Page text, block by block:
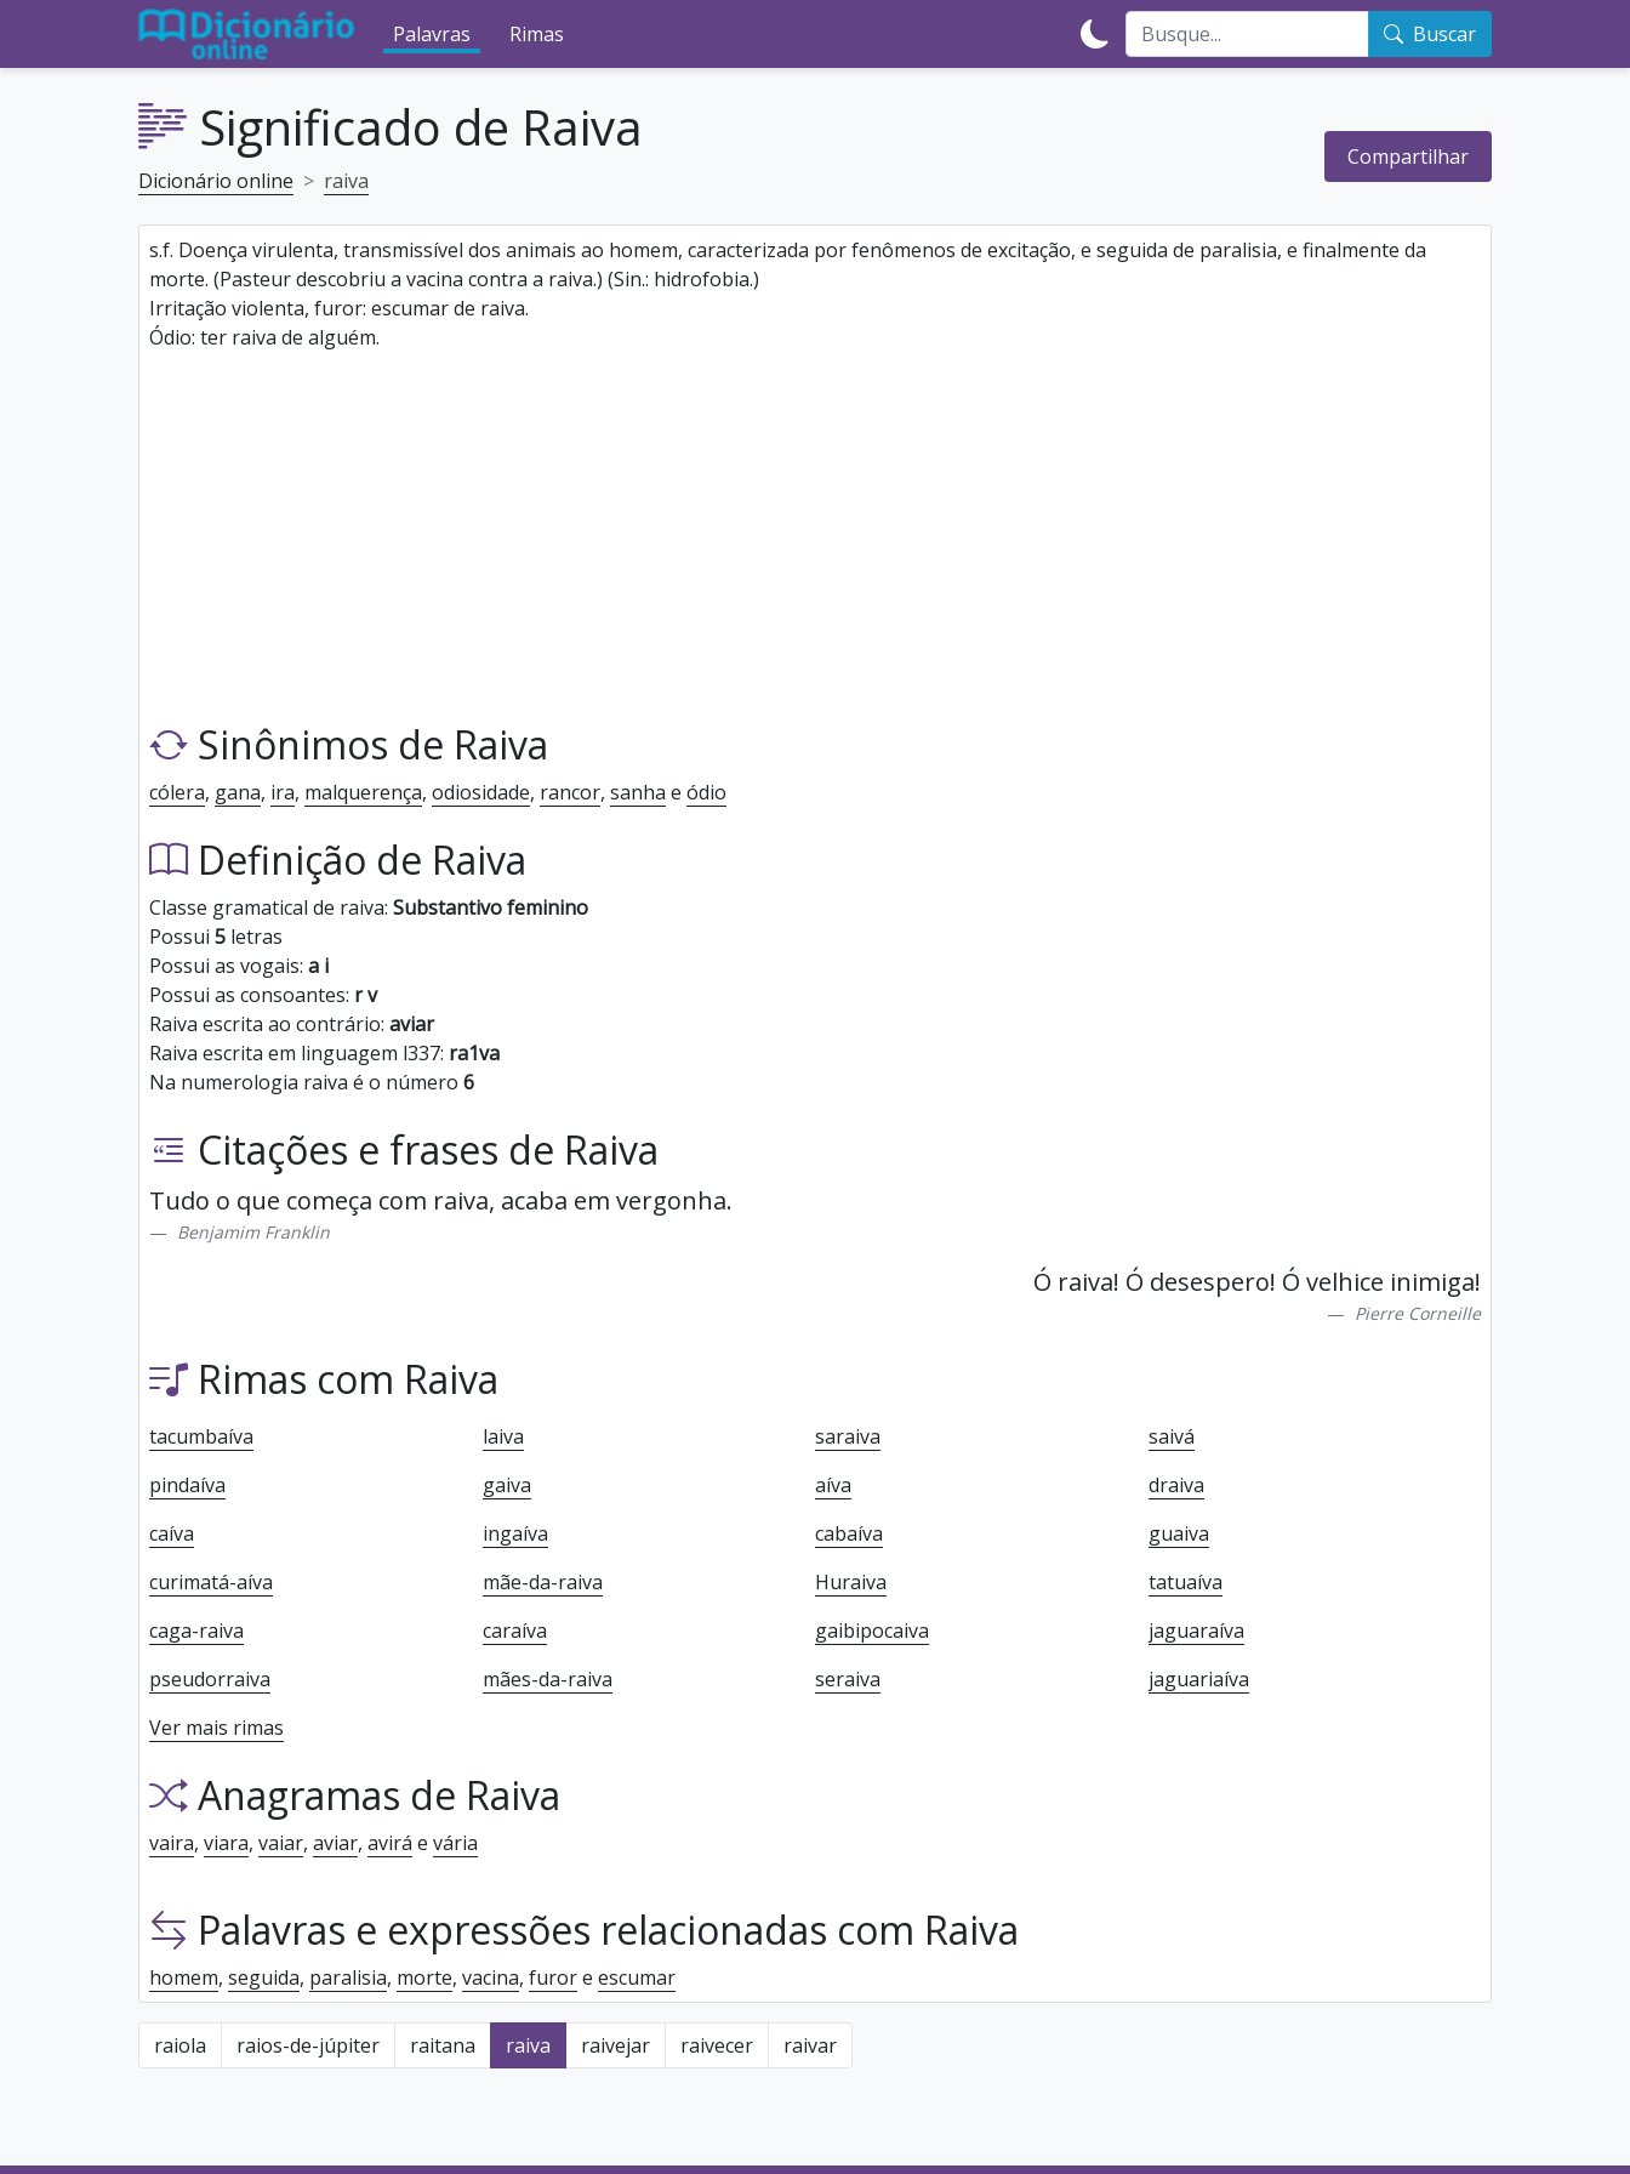
Palavras Rimas Buscar
Significado de Raiva
Dicionário online raiva
Compartilhar
s.f. Doença virulenta, transmissível dos animais ao homem, caracterizada por fenômenos de excitação, e seguida de paralisia, e finalmente da
morte. (Pasteur descobriu a vacina contra a raiva.) (Sin.: hidrofobia.)
Irritação violenta, furor: escumar de raiva.
Ódio: ter raiva de alguém.
Sinônimos de Raiva
cólera, gana, ira, malquerença, odiosidade, rancor, sanha e ódio
Definição de Raiva
Classe gramatical de raiva: Substantivo feminino
Possui 5 letras
Possui as vogais: a i
Possui as consoantes: r v
Raiva escrita ao contrário: aviar
Raiva escrita em linguagem l337: ra1va
Na numerologia raiva é o número 6
Citações e frases de Raiva
Tudo o que começa com raiva, acaba em vergonha.
Benjamim Franklin
Ó raiva! Ó desespero! Ó velhice inimiga!
Pierre Corneille
Rimas com Raiva
tacumbaíva laiva saraiva
saivá
pindaíva
gaiva aíva
draiva
caíva
ingaíva cabaíva
guaiva
curimatá-aíva
mãe-da-raiva Huraiva
tatuaíva
caga-raiva
caraíva gaibipocaiva
jaguaraíva
pseudorraiva
mães-da-raiva seraiva
jaguariaíva
Ver mais rimas
Anagramas de Raiva
vaira, viara, vaiar, aviar, avirá e vária
Palavras e expressões relacionadas com Raiva
homem, seguida, paralisia, morte, vacina, furore escumar
raiola raios-de-júpiter raitana raiva raivejar raivecer raivar